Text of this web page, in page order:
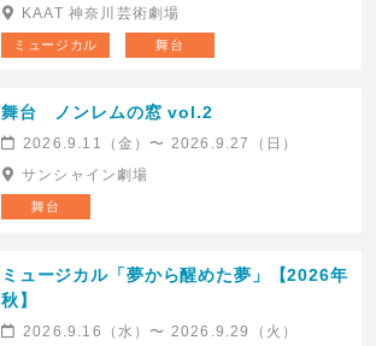
KAAT 神奈川芸術劇場
ミュージカル 舞台
舞台 ノンレムの窓 vol.2
2026.9.11（金）〜 2026.9.27（日）
サンシャイン劇場
舞台
ミュージカル「夢から醒めた夢」【2026年
秋】
2026.9.16（水）〜 2026.9.29（火）